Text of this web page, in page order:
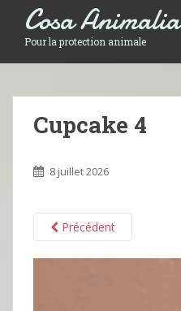
Cosa Animalia
Pour la protection animale
Cupcake 4
8 juillet 2026
Précédent